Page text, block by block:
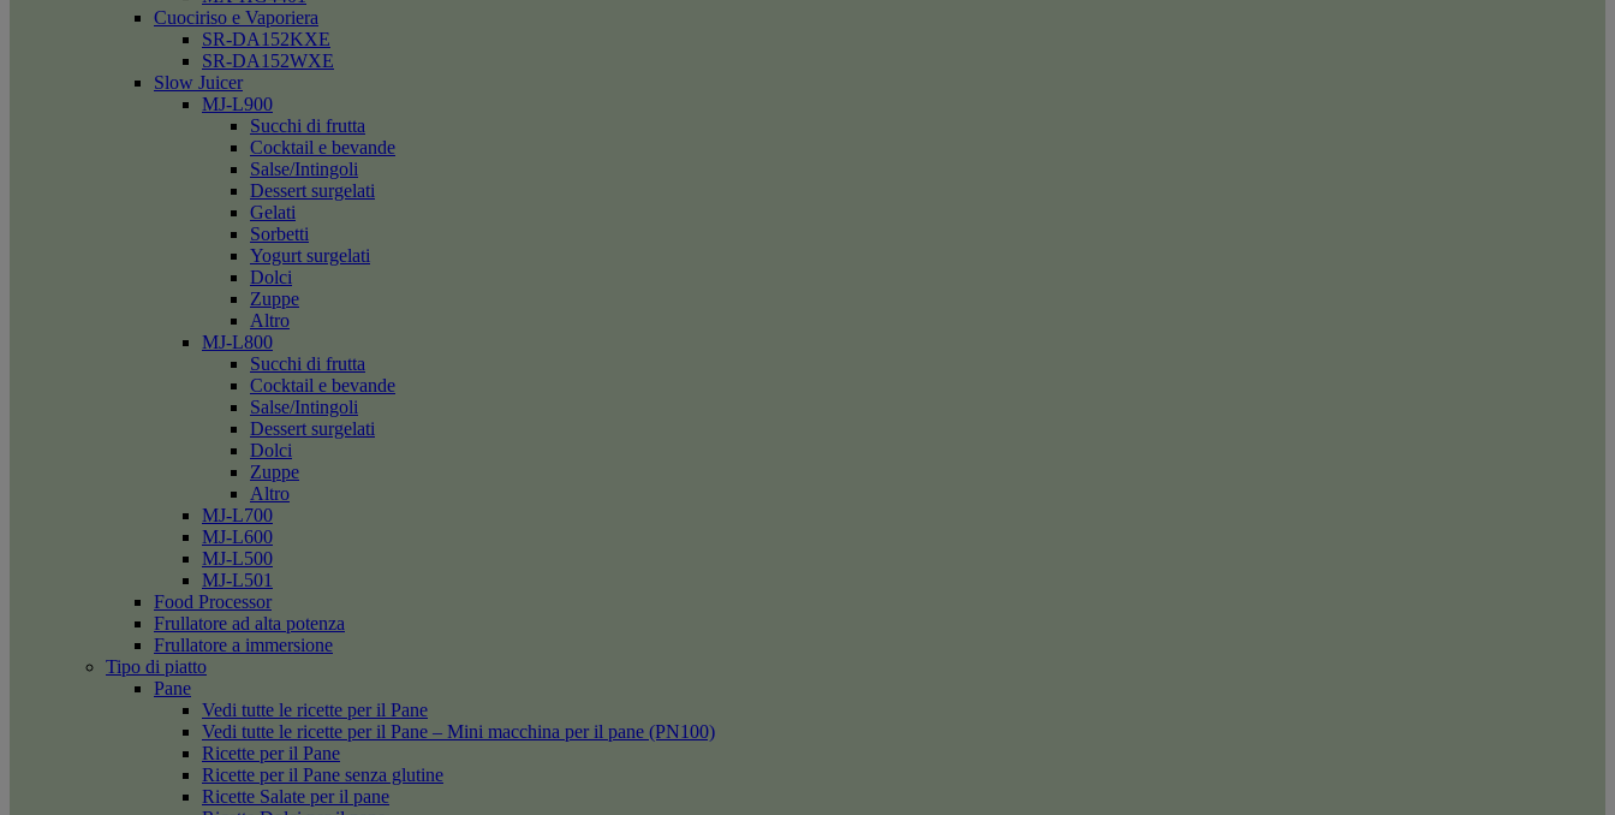
Cuociriso e Vaporiera
SR-DA152KXE
SR-DA152WXE
Slow Juicer
MJ-L900
Succhi di frutta
Cocktail e bevande
Salse/Intingoli
Dessert surgelati
Gelati
Sorbetti
Yogurt surgelati
Dolci
Zuppe
Altro
MJ-L800
Succhi di frutta
Cocktail e bevande
Salse/Intingoli
Dessert surgelati
Dolci
Zuppe
Altro
MJ-L700
MJ-L600
MJ-L500
MJ-L501
Food Processor
Frullatore ad alta potenza
Frullatore a immersione
Tipo di piatto
Pane
Vedi tutte le ricette per il Pane
Vedi tutte le ricette per il Pane – Mini macchina per il pane (PN100)
Ricette per il Pane
Ricette per il Pane senza glutine
Ricette Salate per il pane